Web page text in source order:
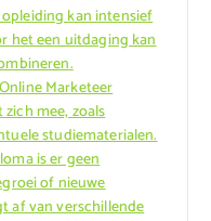
kan intensief
het een uitdaging kan
Marketeer
mee, zoals
studiematerialen.
is er geen
of nieuwe
af van verschillende